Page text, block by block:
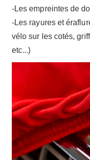
-Les empreintes de
-Les rayures et
vélo sur les cotés,
etc...)